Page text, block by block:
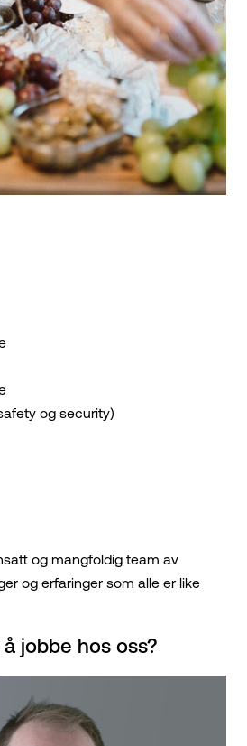
og security)
og mangfoldig team av
og erfaringer som alle er like
jobbe hos oss?